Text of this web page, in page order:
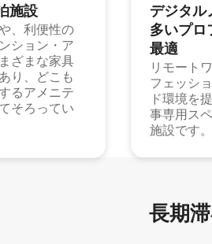
施⁠設
、利便性の
ション・ア
ざまな家具
り、どこも
るアメニテ
そろってい
デジタル
多⁠いプ⁠ロ⁠
最⁠適
リモート
フェッシ
ド環境を
事専用ス
施設です。
長期